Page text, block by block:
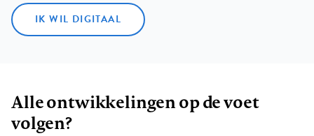
IK WIL DIGITAAL
Alle ontwikkelingen op de voet
volgen?